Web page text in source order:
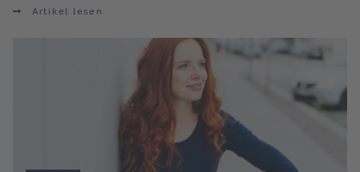
Artikel lesen